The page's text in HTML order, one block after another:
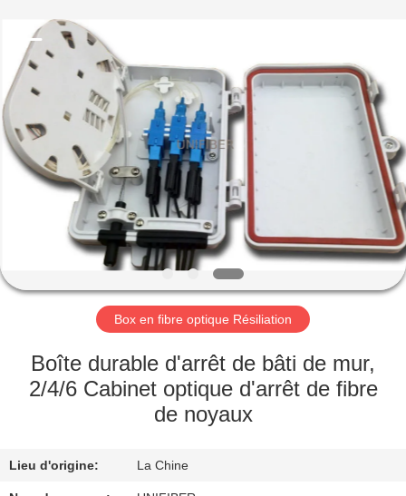
MAISON
PRODUITS
SUJET
DE
NOUS
VISITE
D'USINE
DE
Technology
Co.,Ltd.
Rights
Reserved.
Box en fibre optique Résiliation
Boîte durable d'arrêt de bâti de mur,
2/4/6 Cabinet optique d'arrêt de fibre
de noyaux
Lieu d'origine: La Chine